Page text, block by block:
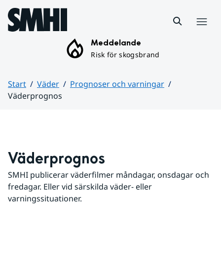
Hoppa till sidans innehåll
Meddelande
Risk för skogsbrand
Start Väder
Prognoser och varningar
Väderprognos
Väderprognos
SMHI publicerar väderfilmer måndagar, onsdagar och
fredagar. Eller vid särskilda väder- eller
varningssituationer.